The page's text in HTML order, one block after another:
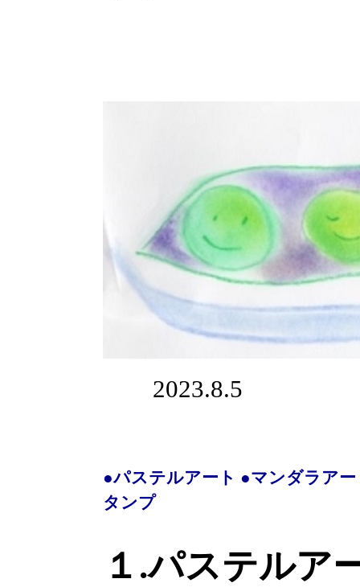
2023.8.5
●パステルアート ●マンダラアー
タンプ
１.パステルア